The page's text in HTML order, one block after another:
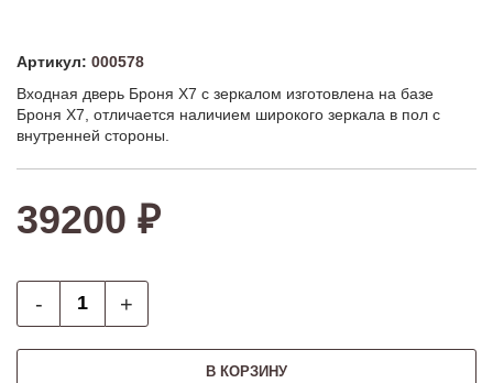
Артикул: 000578
Входная дверь Броня Х7 с зеркалом изготовлена на базе
Броня Х7, отличается наличием широкого зеркала в пол с
внутренней стороны.
39200 ₽
- +
В КОРЗИНУ